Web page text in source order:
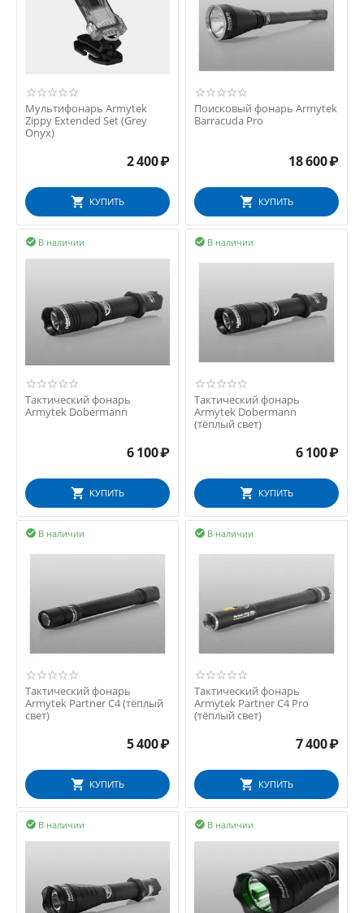
Мультифонарь Armytek
Zippy Extended Set (Grey
Onyx)
2 400₽
КУПИТЬ
Поисковый фонарь Armytek
Barracuda Pro
18 600₽
КУПИТЬ
В наличии

Тактический фонарь
Armytek Dobermann
6 100₽
КУПИТЬ
В наличии

Тактический фонарь
Armytek Dobermann
(тёплый свет)
6 100₽
КУПИТЬ
В наличии

Тактический фонарь
Armytek Partner C4 (тёплый
свет)
5 400₽
КУПИТЬ
В наличии

Тактический фонарь
Armytek Partner C4 Pro
(тёплый свет)
7 400₽
КУПИТЬ
В наличии
 В наличии
